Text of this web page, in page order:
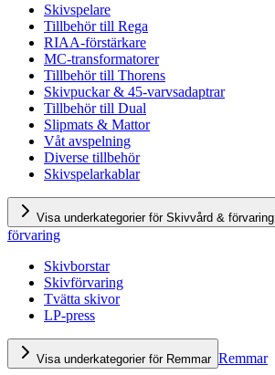
Skivspelare
Tillbehör till Rega
RIAA-förstärkare
MC-transformatorer
Tillbehör till Thorens
Skivpuckar & 45-varvsadaptrar
Tillbehör till Dual
Slipmats & Mattor
Våt avspelning
Diverse tillbehör
Skivspelarkablar
Visa underkategorier för Skivvård & förvaring
förvaring
Skivborstar
Skivförvaring
Tvätta skivor
LP-press
Visa underkategorier för Remmar Remmar